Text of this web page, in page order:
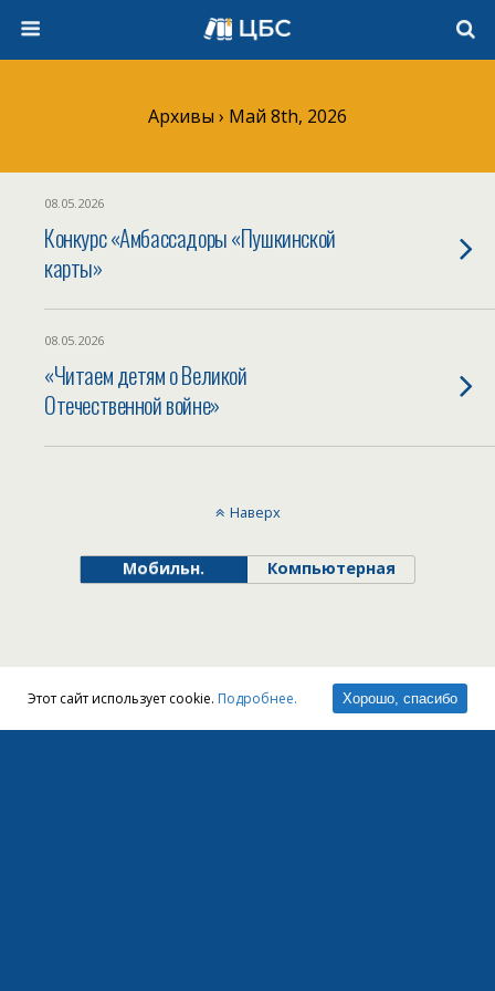
Архивы › Май 8th, 2026
08.05.2026
Конкурс «Амбассадоры «Пушкинской
карты»
08.05.2026
«Читаем детям о Великой
Отечественной войне»
Наверх
Мобильн. Компьютерная
Этот сайт использует cookie. Подробнее. Хорошо, спасибо